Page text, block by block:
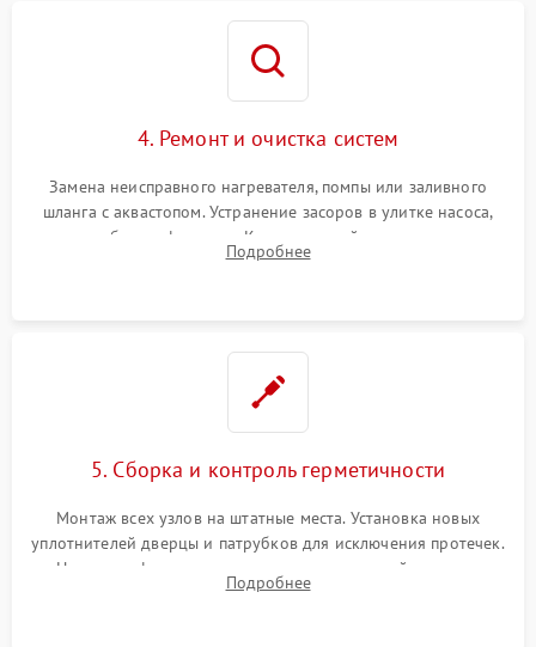
4. Ремонт и очистка систем
Замена неисправного нагревателя, помпы или заливного
шланга с аквастопом. Устранение засоров в улитке насоса,
патрубках и фильтрах. Компонентный ремонт платы
управления, восстановление поврежденной проводки.
Подробнее
5. Сборка и контроль герметичности
Монтаж всех узлов на штатные места. Установка новых
уплотнителей дверцы и патрубков для исключения протечек.
Надежная фиксация хомутов гидравлической системы,
сборка корпуса и установка датчика поплавка.
Подробнее